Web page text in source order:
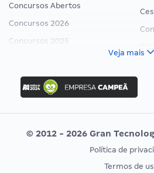
Concursos Abertos
Concursos 2026
Concursos 2025
Concurso Nacional Unificado
Concurso Ibama
Concurso MPU
Editais publicados
CONCURSOS POR PROFISSÃO
Veja mais
© 2012 - 2026 Gran
Política de
Termos de